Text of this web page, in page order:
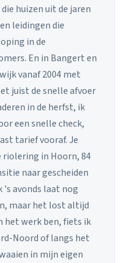
huizen uit de jaren
leidingen die
in de
En in Bangert en
vanaf 2004 met
juist de snelle afvoer
in de herfst, ik
een snelle check,
tarief vooraf. Je
riolering in Hoorn, 84
naar gescheiden
avonds laat nog
maar het lost altijd
het werk ben, fiets ik
Noord of langs het
in mijn eigen